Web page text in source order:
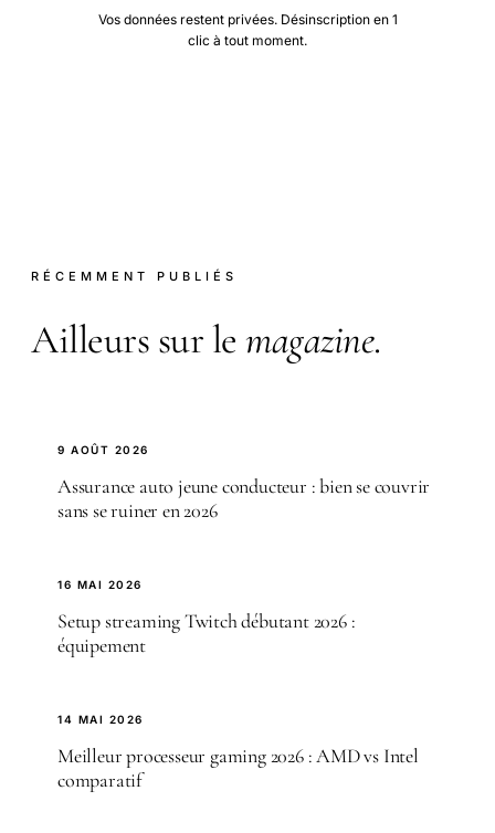
Vos données restent privées. Désinscription en 1
clic à tout moment.
RÉCEMMENT PUBLIÉS
Ailleurs sur le magazine.
9 AOÛT 2026
Assurance auto jeune conducteur : bien se couvrir
sans se ruiner en 2026
16 MAI 2026
Setup streaming Twitch débutant 2026 :
équipement
14 MAI 2026
Meilleur processeur gaming 2026 : AMD vs Intel
comparatif